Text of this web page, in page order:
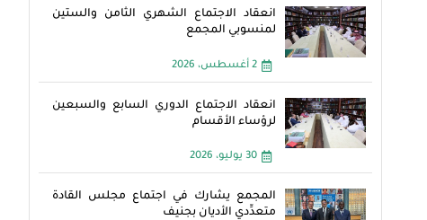
انعقاد الاجتماع الشهري الثامن والستين
لمنسوبي المجمع
2 أغسطس، 2026
انعقاد الاجتماع الدوري السابع والسبعين
لرؤساء الأقسام
30 يوليو، 2026
المجمع يشارك في اجتماع مجلس القادة
متعدِّدي الأديان بجنيف